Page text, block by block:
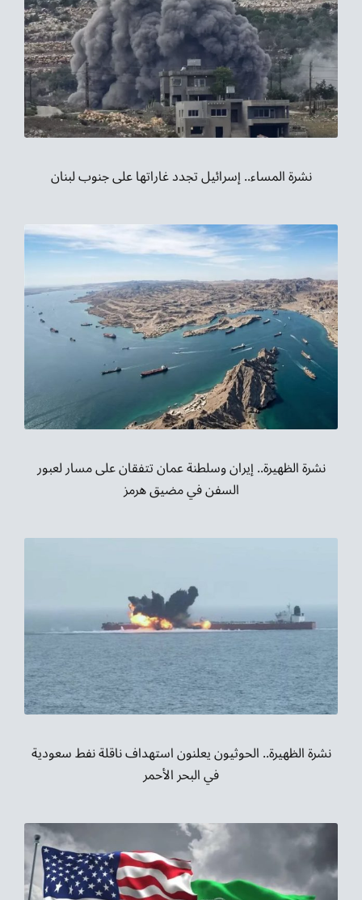
نشرة المساء.. إسرائيل تجدد غاراتها على جنوب لبنان
نشرة الظهيرة.. إيران وسلطنة عمان تتفقان على مسار لعبور
السفن في مضيق هرمز
نشرة الظهيرة.. الحوثيون يعلنون استهداف ناقلة نفط سعودية
في البحر الأحمر